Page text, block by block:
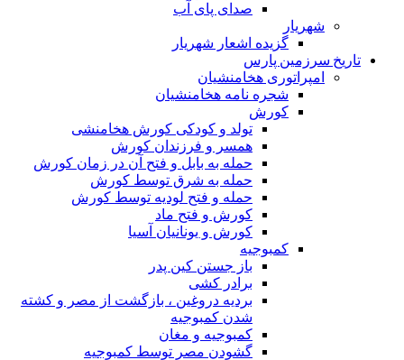
صدای پای آب
شهریار
گزیده اشعار شهریار
تاریخ سرزمین پارس
امپراتوری هخامنشیان
شجره نامه هخامنشیان
کورش
تولد و کودکی کورش هخامنشی
همسر و فرزندان کورش
حمله به بابل و فتح آن در زمان کورش
حمله به شرق توسط کورش
حمله و فتح لودیه توسط کورش
کورش و فتح ماد
کورش و یونانیان آسیا
کمبوجیه
باز جستن کین پدر
برادر کشی
بردیه دروغین ، بازگشت از مصر و کشته
شدن کمبوجیه
کمبوجیه و مغان
گشودن مصر توسط کمبوجیه